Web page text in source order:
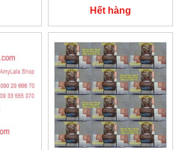
1%
-
PANTY FRESHENER 24
MIẾNG - 0933555070 -
0902966670
Hết hàng